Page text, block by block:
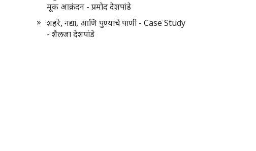
मूक आक्रंदन - प्रमोद देशपांडे
शहरे, नद्या, आणि पुण्याचे पाणी - Case Study
- शैलजा देशपांडे